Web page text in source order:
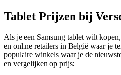
Tablet Prijzen bij
Als je een Samsung tablet wilt
en online retailers in België waar je
populaire winkels waar je de
en vergelijken op prijs: